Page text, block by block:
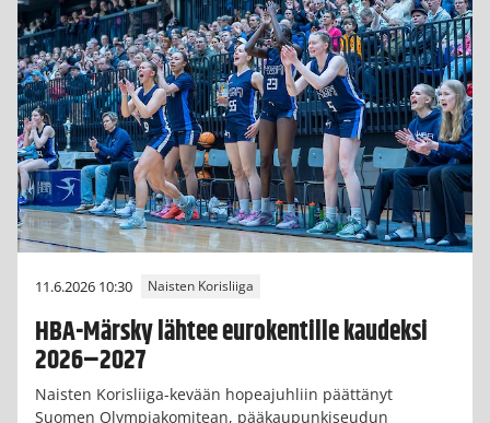
11.6.2026 10:30 Naisten Korisliiga
HBA-Märsky lähtee eurokentille kaudeksi
2026–2027
Naisten Korisliiga-kevään hopeajuhliin päättänyt
Suomen Olympiakomitean, pääkaupunkiseudun